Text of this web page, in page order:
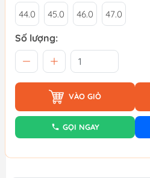
44.0 45.0 46.0 47.0
Số lượng:
VÀO GIỎ
GỌI NGAY